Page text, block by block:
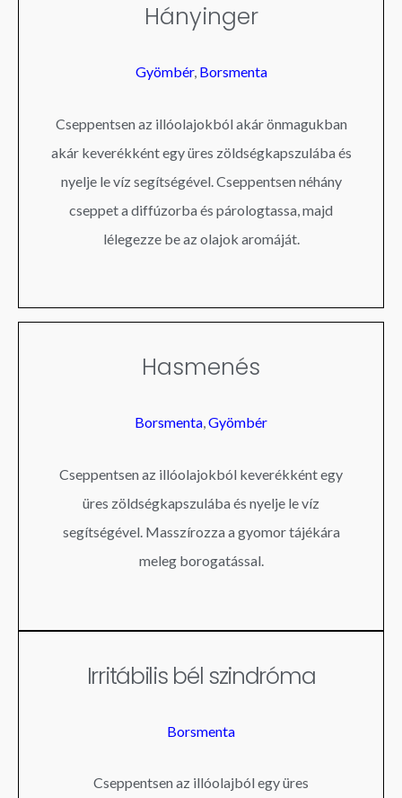
Hányinger
Gyömbér, Borsmenta
Cseppentsen az illóolajokból akár önmagukban
akár keverékként egy üres zöldségkapszulába és
nyelje le víz segítségével. Cseppentsen néhány
cseppet a diffúzorba és párologtassa, majd
lélegezze be az olajok aromáját.
Hasmenés
Borsmenta,Gyömbér
Cseppentsen az illóolajokból keverékként egy
üres zöldségkapszulába és nyelje le víz
segítségével. Masszírozza a gyomor tájékára
meleg borogatással.
Irritábilis bél szindróma
Borsmenta
Cseppentsen az illóolajból egy üres